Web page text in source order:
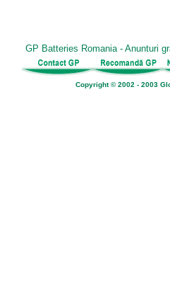
GP Batteries Romania - Anunturi
Copyright © 2002 - 2003